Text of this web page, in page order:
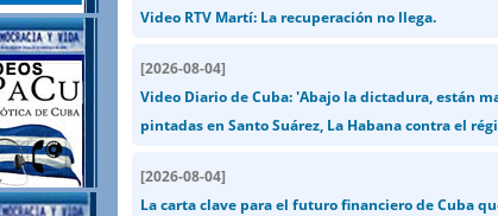
Video RTV Martí: La recuperación no llega.
[2026-08-04]
Video Diario de Cuba: 'Abajo la dictadura, están
pintadas en Santo Suárez, La Habana contra el
[2026-08-04]
La carta clave para el futuro financiero de Cuba